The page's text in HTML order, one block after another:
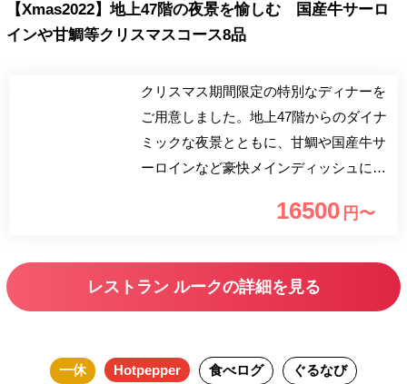
【Xmas2022】地上47階の夜景を愉しむ 国産牛サーロ
インや甘鯛等クリスマスコース8品
クリスマス期間限定の特別なディナーを
ご用意しました。地上47階からのダイナ
ミックな夜景とともに、甘鯛や国産牛サ
ーロインなど豪快メインディッシュに加
リジナルのモダンイタリアンをお楽しみ
16500 円〜
レストラン ルークの詳細を見る
一休 Hotpepper 食べログ ぐるなび